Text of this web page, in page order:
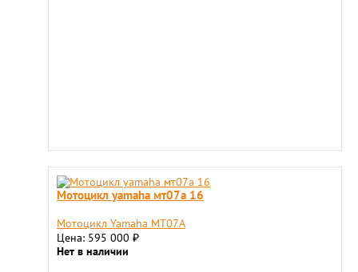
Мотоцикл yamaha мт07a 16
Мотоцикл Yamaha МТ07A
Цена: 595 000 ₽
Нет в наличии